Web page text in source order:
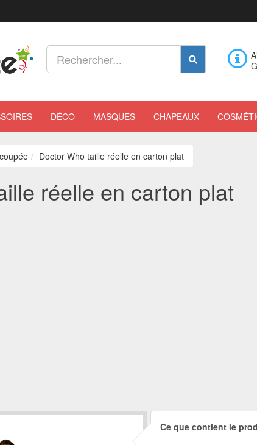
DÉCO MASQUES CHAPEAUX
Doctor Who taille réelle en carton plat
réelle en carton plat
Ce que contient le